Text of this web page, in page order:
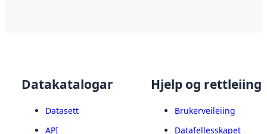
Datakatalogar
Datasett
API
Hjelp og rettleiing
Brukerveileiing
Datafellesskapet